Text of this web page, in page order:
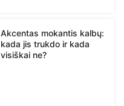
Akcentas mokantis kalbų:
kada jis trukdo ir kada
visiškai ne?